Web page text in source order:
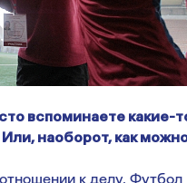
вспоминаете какие-
наоборот, как
к делу. Футбол